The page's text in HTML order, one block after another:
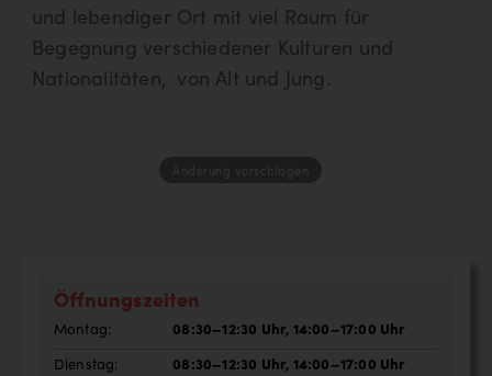
und lebendiger Ort mit viel Raum für
Begegnung verschiedener Kulturen und
Nationalitäten, von Alt und Jung.
Änderung vorschlagen
Öffnungszeiten
Montag:
08:30–12:30 Uhr, 14:00–17:00 Uhr
Dienstag:
08:30–12:30 Uhr, 14:00–17:00 Uhr